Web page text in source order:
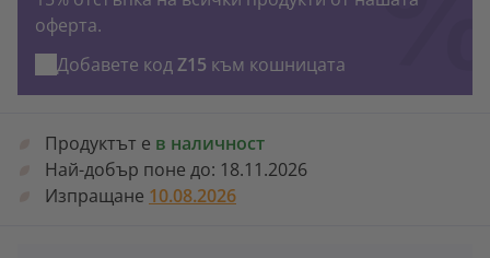
оферта.
Добавете кодZ15 към кошницата
Продуктът е в наличност
Най-добър поне до: 18.11.2026
Изпращане 10.08.2026